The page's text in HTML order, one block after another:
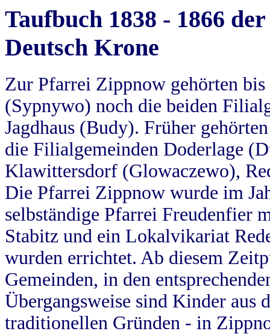
Taufbuch 1838 - 1866
Deutsch Krone
Zur Pfarrei Zippnow gehörten
(Sypnywo) noch die beiden
Jagdhaus (Budy). Früher
die Filialgemeinden Doderlage
Klawittersdorf (Glowaczewo),
Die Pfarrei Zippnow wurde im
selbständige Pfarrei Freudenfier
Stabitz und ein Lokalvikariat
wurden errichtet. Ab diesem
Gemeinden, in den
Übergangsweise sind Kinder aus
traditionellen Gründen - in